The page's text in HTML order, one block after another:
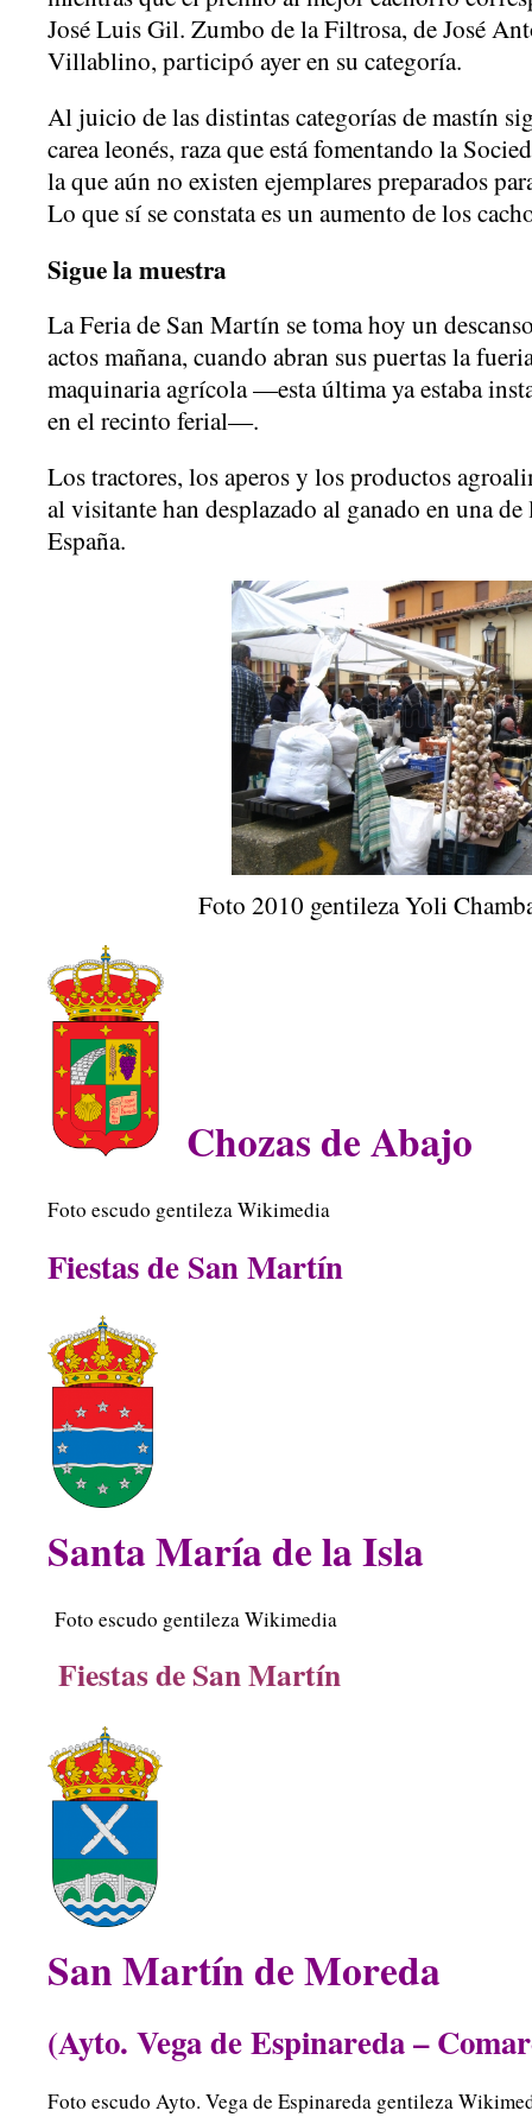
José Luis Gil. Zumbo de la Filtrosa, de José
Villablino, participó ayer en su categoría.
Al juicio de las distintas categorías de mastín
carea leonés, raza que está fomentando la
la que aún no existen ejemplares preparados
Lo que sí se constata es un aumento de los
Sigue la muestra
La Feria de San Martín se toma hoy un
actos mañana, cuando abran sus puertas la
maquinaria agrícola —esta última ya estaba
en el recinto ferial—.
Los tractores, los aperos y los productos
al visitante han desplazado al ganado en una de
España.
Foto 2010 gentileza Yoli
Chozas de Abajo
Foto escudo gentileza Wikimedia
Fiestas de San Martín
Santa María de la Isla
Foto escudo gentileza Wikimedia
Fiestas de San Martín
San Martín de Moreda
(Ayto. Vega de Espinareda –
Foto escudo Ayto. Vega de Espinareda gentileza